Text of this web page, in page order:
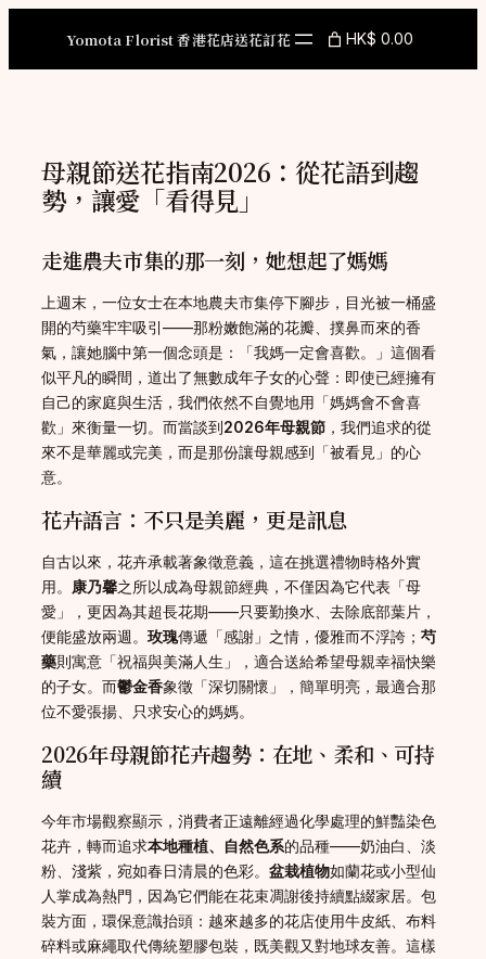
Yomota Florist 香港花店送花訂花 HK$ 0.00
母親節送花指南2026：從花語到趨
勢，讓愛「看得見」
走進農夫市集的那一刻，她想起了媽媽
上週末，一位女士在本地農夫市集停下腳步，目光被一桶盛
開的芍藥牢牢吸引——那粉嫩飽滿的花瓣、撲鼻而來的香
氣，讓她腦中第一個念頭是：「我媽一定會喜歡。」這個看
似平凡的瞬間，道出了無數成年子女的心聲：即使已經擁有
自己的家庭與生活，我們依然不自覺地用「媽媽會不會喜
歡」來衡量一切。而當談到2026年母親節 ，我們追求的從
來不是華麗或完美，而是那份讓母親感到「被看見」的心
意。
花卉語言：不只是美麗，更是訊息
自古以來，花卉承載著象徵意義，這在挑選禮物時格外實
用。 康乃馨之所以成為母親節經典，不僅因為它代表「母
愛」，更因為其超長花期——只要勤換水、去除底部葉片，
便能盛放兩週。 玫瑰傳遞「感謝」之情，優雅而不浮誇； 芍
藥則寓意「祝福與美滿人生」，適合送給希望母親幸福快樂
的子女。而鬱金香象徵「深切關懷」，簡單明亮，最適合那
位不愛張揚、只求安心的媽媽。
2026年母親節花卉趨勢：在地、柔和、可持
續
今年市場觀察顯示，消費者正遠離經過化學處理的鮮豔染色
花卉，轉而追求本地種植、自然色系的品種——奶油白、淡
粉、淺紫，宛如春日清晨的色彩。 盆栽植物如蘭花或小型仙
人掌成為熱門，因為它們能在花束凋謝後持續點綴家居。包
裝方面，環保意識抬頭：越來越多的花店使用牛皮紙、布料
碎料或麻繩取代傳統塑膠包裝，既美觀又對地球友善。這樣